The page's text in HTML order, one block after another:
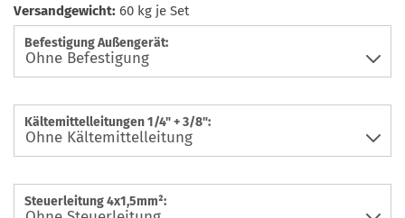
Versandgewicht: 60 kg je Set
Befestigung Außengerät:
Kältemittelleitungen 1/4" + 3/8":
Steuerleitung 4x1,5mm²: